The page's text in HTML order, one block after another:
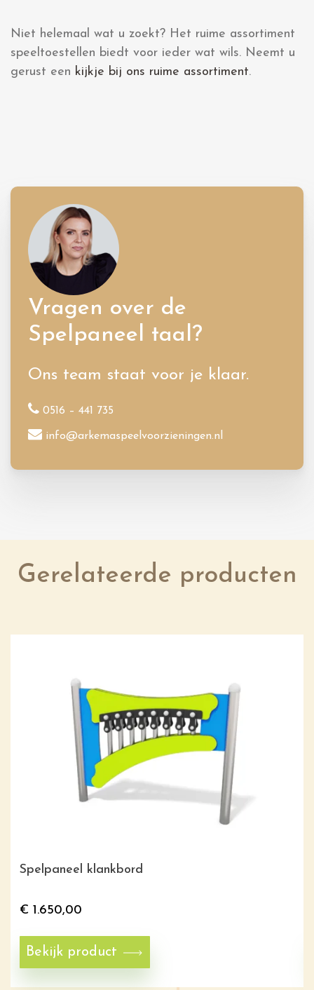
Niet helemaal wat u zoekt? Het ruime assortiment
speeltoestellen biedt voor ieder wat wils. Neemt u
gerust een kijkje bij ons ruime assortiment.
Vragen over de
Spelpaneel taal?
Ons team staat voor je klaar.
0516 – 441 735
info@arkemaspeelvoorzieningen.nl
Gerelateerde producten
Spelpaneel klankbord
€ 1.650,00
Bekijk product